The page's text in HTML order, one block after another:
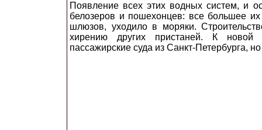
Появление всех этих водных систем, и
белозеров и пошехонцев: все большее
шлюзов, уходило в моряки.
хирению других пристаней. К новой
пассажирские суда из Санкт-Петербурга,